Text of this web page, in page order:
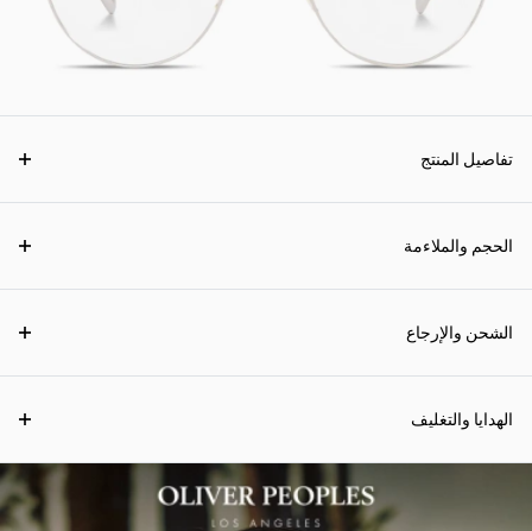
تفاصيل المنتج
الحجم والملاءمة
الشحن والإرجاع
الهدايا والتغليف